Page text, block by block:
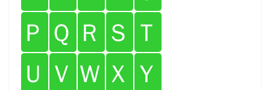
Ｐ Ｑ Ｒ Ｓ Ｔ
Ｕ Ｖ Ｗ Ｘ Ｙ